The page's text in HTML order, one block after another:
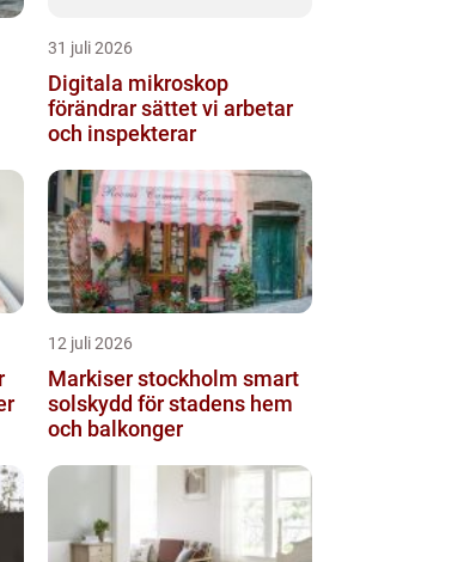
31 juli 2026
Digitala mikroskop
förändrar sättet vi arbetar
och inspekterar
12 juli 2026
Markiser stockholm smart
solskydd för stadens hem
och balkonger